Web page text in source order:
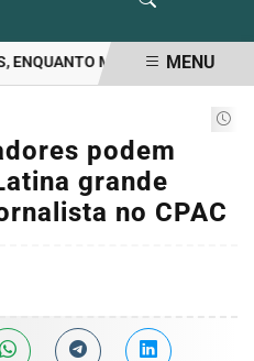
MORAES VETA VISITA
MENU
podem
grande
no CPAC